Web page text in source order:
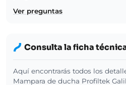
Ver preguntas
Consulta la ficha
Aquí encontrarás todos los
Mampara de ducha Profiltek